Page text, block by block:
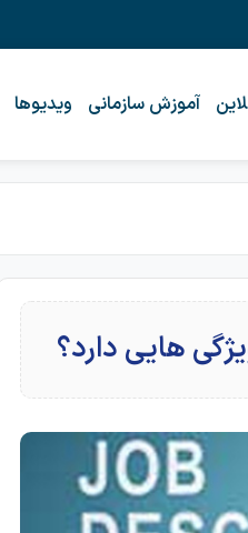
آموزش سازمانی ویدیوها
هایی دارد؟